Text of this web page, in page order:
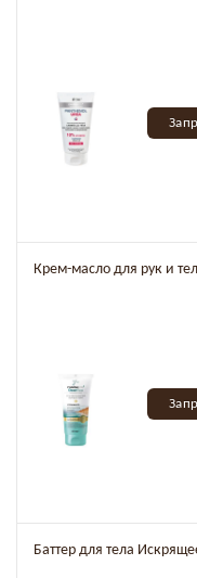
Крем-масло для рук и
Баттер для тела